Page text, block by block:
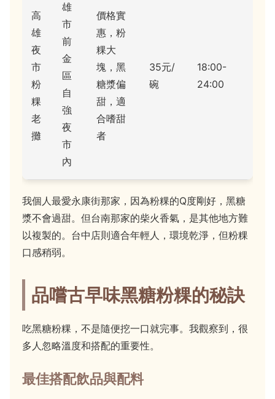
高
雄
夜
市
粉
粿
老
攤
雄
市
前
金
區
自
強
夜
市
內
價格實
惠，粉
粿大
塊，黑
糖漿偏
甜，適
合嗜甜
者
35元/
碗
18:00-
24:00
我個人最愛永康街那家，因為粉粿的Q度剛好，黑糖
漿不會過甜。但台南那家的柴火香氣，是其他地方難
以複製的。台中店則適合年輕人，環境乾淨，但粉粿
口感稍弱。
品嚐古早味黑糖粉粿的秘訣
吃黑糖粉粿，不是隨便挖一口就完事。我觀察到，很
多人忽略溫度和搭配的重要性。
最佳搭配飲品與配料